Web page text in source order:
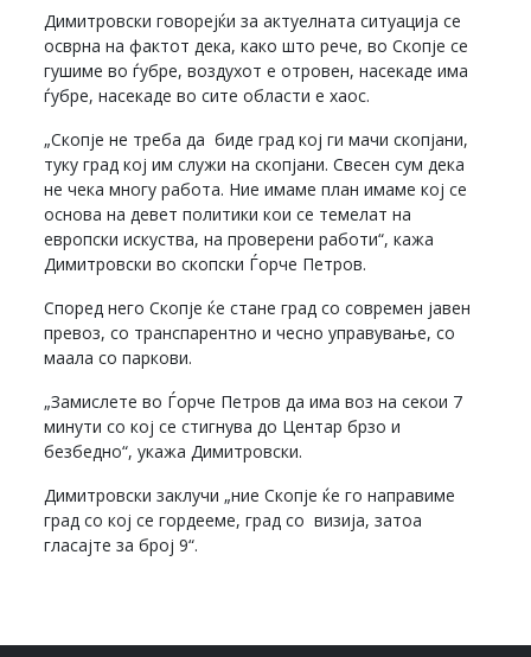
Димитровски говорејќи за актуелната ситуација се
осврна на фактот дека, како што рече, во Скопје се
гушиме во ѓубре, воздухот е отровен, насекаде има
ѓубре, насекаде во сите области е хаос.
„Скопје не треба да биде град кој ги мачи скопјани,
туку град кој им служи на скопјани. Свесен сум дека
не чека многу работа. Ние имаме план имаме кој се
основа на девет политики кои се темелат на
европски искуства, на проверени работи“, кажа
Димитровски во скопски Ѓорче Петров.
Според него Скопје ќе стане град со современ јавен
превоз, со транспарентно и чесно управување, со
маала со паркови.
„Замислете во Ѓорче Петров да има воз на секои 7
минути со кој се стигнува до Центар брзо и
безбедно“, укажа Димитровски.
Димитровски заклучи „ние Скопје ќе го направиме
град со кој се гордееме, град со визија, затоа
гласајте за број 9“.